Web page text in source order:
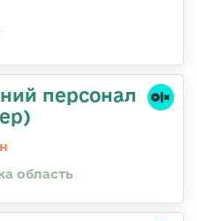
персонал
область